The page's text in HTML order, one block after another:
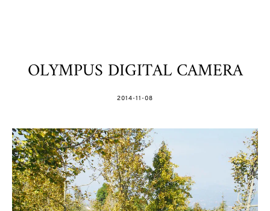
OLYMPUS DIGITAL CAMERA
POSTED
2014-11-08